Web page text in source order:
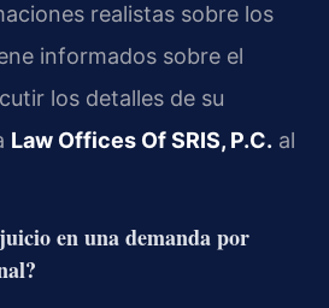
realistas sobre los
informados sobre el
los detalles de su
Law Offices Of SRIS, P.C. al
en una demanda por